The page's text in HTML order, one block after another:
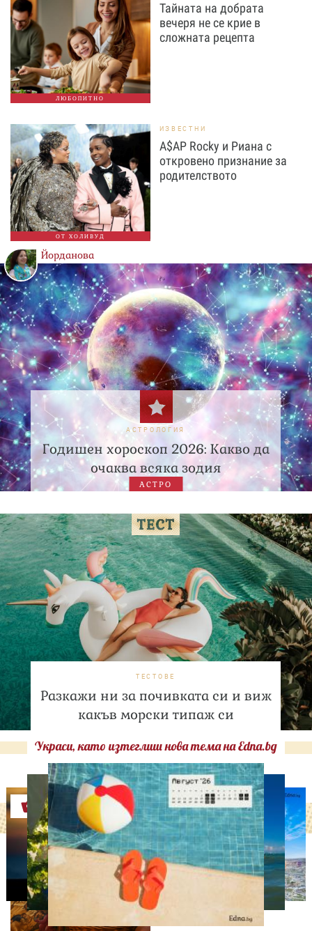
ЛЮБОПИТНО
Тайната на добрата
вечеря не се крие в
сложната рецепта
ОТ ХОЛИВУД
ИЗВЕСТНИ
A$AP Rocky и Риана с
откровено признание за
родителството
Йорданова
АСТРОЛОГИЯ
Годишен хороскоп 2026: Какво да
очаква всяка зодия
АСТРО
ТЕСТОВЕ
Разкажи ни за почивката си и виж
какъв морски типаж си
Украси, като изтеглиш нова тема на Edna.bg
Оферти
ДНЕС ПРАЗНУВАТ
Преображение Господне:
Какви са поверията за
този свят ден